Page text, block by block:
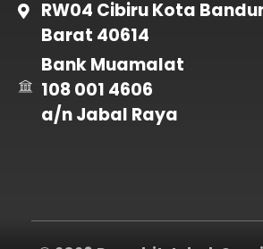
RW04 Cibiru Kota
Barat 40614
Bank Muamalat
108 001 4606
a/n Jabal Raya